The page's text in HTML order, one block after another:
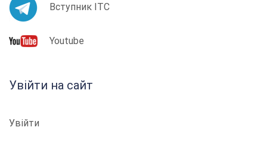
Вступник ІТС
Youtube
Увійти на сайт
Увійти